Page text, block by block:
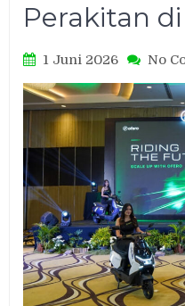
Perakitan
1 Juni 2026 No